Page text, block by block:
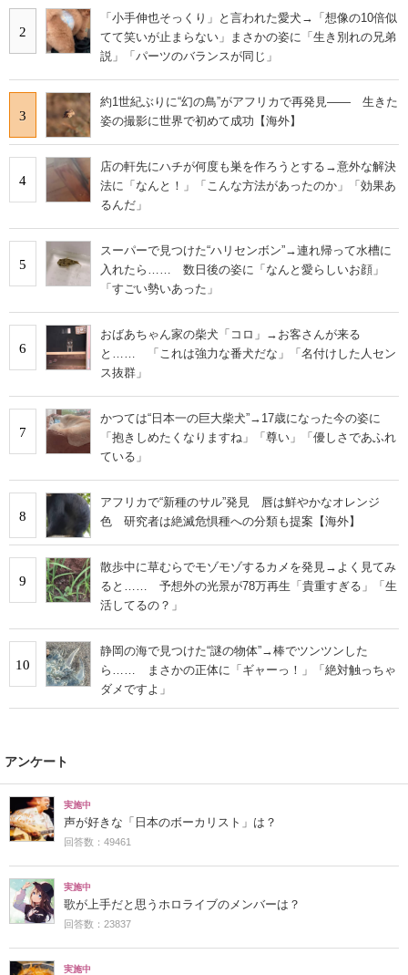
2
「小手伸也そっくり」と言われた愛犬→「想像の10倍似
てて笑いが止まらない」まさかの姿に「生き別れの兄弟
説」「パーツのバランスが同じ」
3
約1世紀ぶりに“幻の鳥”がアフリカで再発見―― 生きた
姿の撮影に世界で初めて成功【海外】
4
店の軒先にハチが何度も巣を作ろうとする→意外な解決
法に「なんと！」「こんな方法があったのか」「効果あ
るんだ」
5
スーパーで見つけた“ハリセンボン”→連れ帰って水槽に
入れたら…… 数日後の姿に「なんと愛らしいお顔」
「すごい勢いあった」
6
おばあちゃん家の柴犬「コロ」→お客さんが来る
と…… 「これは強力な番犬だな」「名付けした人セン
ス抜群」
7
かつては“日本一の巨大柴犬”→17歳になった今の姿に
「抱きしめたくなりますね」「尊い」「優しさであふれ
ている」
8
アフリカで“新種のサル”発見 唇は鮮やかなオレンジ
色 研究者は絶滅危惧種への分類も提案【海外】
9
散歩中に草むらでモゾモゾするカメを発見→よく見てみ
ると…… 予想外の光景が78万再生「貴重すぎる」「生
活してるの？」
10
静岡の海で見つけた“謎の物体”→棒でツンツンした
ら…… まさかの正体に「ギャーっ！」「絶対触っちゃ
ダメですよ」
アンケート
実施中
声が好きな「日本のボーカリスト」は？
回答数：49461
実施中
歌が上手だと思うホロライブのメンバーは？
回答数：23837
実施中